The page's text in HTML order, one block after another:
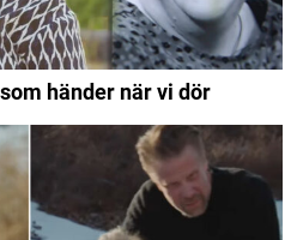
händer när vi dör